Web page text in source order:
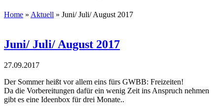
Home » Aktuell » Juni/ Juli/ August 2017
Juni/ Juli/ August 2017
27.09.2017
Der Sommer heißt vor allem eins fürs GWBB: Freizeiten!
Da die Vorbereitungen dafür ein wenig Zeit ins Anspruch nehmen
gibt es eine Ideenbox für drei Monate..